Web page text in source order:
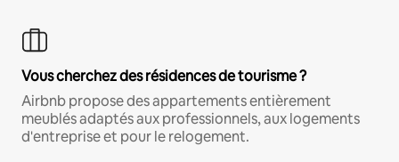
Vous cherchez des résidences de tourisme ?
Airbnb propose des appartements entièrement
meublés adaptés aux professionnels, aux logements
d'entreprise et pour le relogement.